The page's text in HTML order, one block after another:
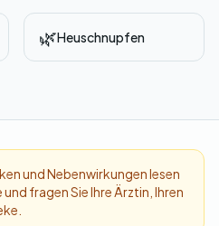
🌿Heuschnupfen
und Nebenwirkungen lesen
fragen Sie Ihre Ärztin, Ihren